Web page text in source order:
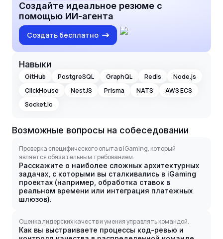
Создайте идеальное резюме с
помощью ИИ-агента
Создать бесплатно
Навыки
GitHub PostgreSQL GraphQL Redis
Node.js
ClickHouse
NestJS Prisma NATS
AWS ECS
Socket.io
Возможные вопросы на собеседовании
Проверка специфического опыта в iGaming, который
является обязательным требованием.
Расскажите о наиболее сложных архитектурных
задачах, с которыми вы сталкивались в iGaming
проектах (например, обработка ставок в
реальном времени или интеграция платежных
шлюзов).
Оценка лидерских качеств и умения управлять командой.
Как вы выстраиваете процессы код-ревью и